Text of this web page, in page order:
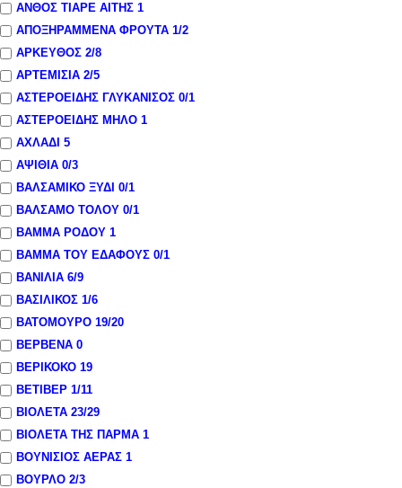
ΑΝΘΟΣ ΤΙΑΡΕ ΑΙΤΗΣ 1
ΑΠΟΞΗΡΑΜΜΕΝΑ ΦΡΟΥΤΑ 1/2
ΑΡΚΕΥΘΟΣ 2/8
ΑΡΤΕΜΙΣΙΑ 2/5
ΑΣΤΕΡΟΕΙΔΗΣ ΓΛΥΚΑΝΙΣΟΣ 0/1
ΑΣΤΕΡΟΕΙΔΗΣ ΜΗΛΟ 1
ΑΧΛΑΔΙ 5
ΑΨΙΘΙΑ 0/3
ΒΑΛΣΑΜΙΚΟ ΞΥΔΙ 0/1
ΒΑΛΣΑΜΟ ΤΟΛΟΥ 0/1
ΒΑΜΜΑ ΡΟΔΟΥ 1
ΒΑΜΜΑ ΤΟΥ ΕΔΑΦΟΥΣ 0/1
ΒΑΝΙΛΙΑ 6/9
ΒΑΣΙΛΙΚΟΣ 1/6
ΒΑΤΟΜΟΥΡΟ 19/20
ΒΕΡΒΕΝΑ 0
ΒΕΡΙΚΟΚΟ 19
ΒΕΤΙΒΕΡ 1/11
ΒΙΟΛΕΤΑ 23/29
ΒΙΟΛΕΤΑ ΤΗΣ ΠΑΡΜΑ 1
ΒΟΥΝΙΣΙΟΣ ΑΕΡΑΣ 1
ΒΟΥΡΛΟ 2/3